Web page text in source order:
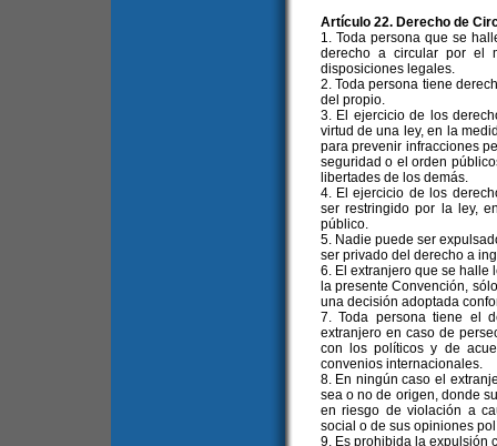
Artículo 22. Derecho de
1. Toda persona que se
derecho a circular por el
disposiciones legales.
2. Toda persona tiene
del propio.
3. El ejercicio de los
virtud de una ley, en la
para prevenir infracciones
seguridad o el orden
libertades de los demás.
4. El ejercicio de los
ser restringido por la ley,
público.
5. Nadie puede ser
ser privado del derecho a
6. El extranjero que se halle
la presente Convención,
una decisión adoptada
7. Toda persona tiene el
extranjero en caso de
con los políticos y de
convenios internacionales.
8. En ningún caso el
sea o no de origen, donde
en riesgo de violación a
social o de sus opiniones
9. Es prohibida la expulsión